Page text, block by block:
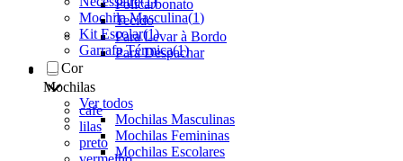
Policarbonato
Tecido
Para Levar à Bordo
Para Despachar
Mochilas
Ver todos
Mochilas Masculinas
Mochilas Femininas
Mochilas Escolares
Mochila Masculina(1)
Kit Escolar(1)
Garrafa Térmica(1)
Cor
cafe
lilas
preto